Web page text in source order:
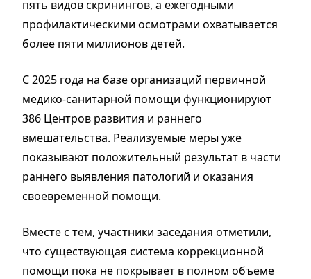
пять видов скринингов, а ежегодными
профилактическими осмотрами охватывается
более пяти миллионов детей.
С 2025 года на базе организаций первичной
медико-санитарной помощи функционируют
386 Центров развития и раннего
вмешательства. Реализуемые меры уже
показывают положительный результат в части
раннего выявления патологий и оказания
своевременной помощи.
Вместе с тем, участники заседания отметили,
что существующая система коррекционной
помощи пока не покрывает в полном объеме